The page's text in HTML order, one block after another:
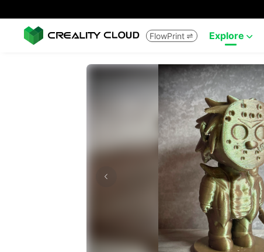
FlowPrint  Explore 